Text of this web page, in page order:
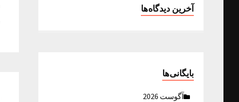
آخرین دیدگاه‌ها
بایگانی‌ها
آگوست 2026